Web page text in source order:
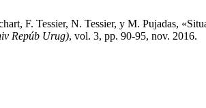
F. Tessier, N. Tessier, y M. Pujadas,
Repúb Urug), vol. 3, pp. 90-95, nov. 2016.